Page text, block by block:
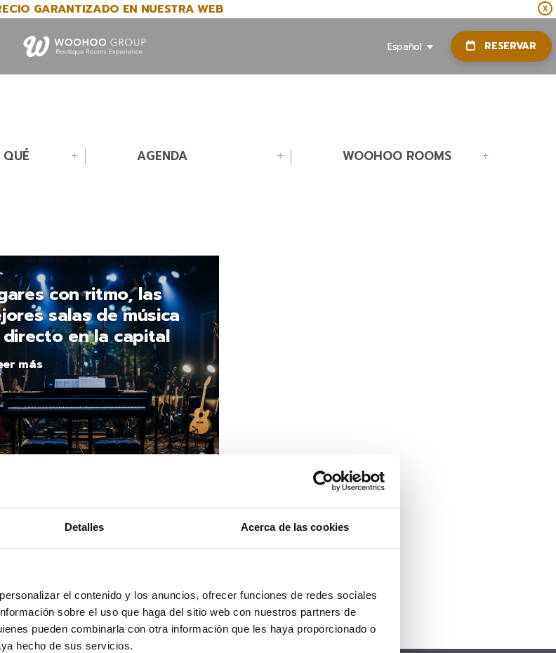
X
GARANTIZADO EN NUESTRA WEB
Detalles Acerca de las cookies
el contenido y los anuncios, ofrecer funciones de redes sociales
sobre el uso que haga del sitio web con nuestros partners de
pueden combinarla con otra información que les haya proporcionado o
hecho de sus servicios.
Español RESERVAR
AGENDA WOOHOO ROOMS
con ritmo, las
salas de música
en la capital
más